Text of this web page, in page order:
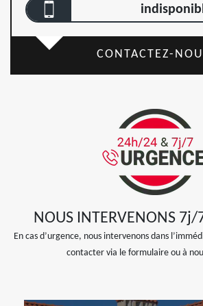
CONTACTEZ-
NOUS INTERVENONS
En cas d’urgence, nous intervenons dans
contacter via le formulaire ou à